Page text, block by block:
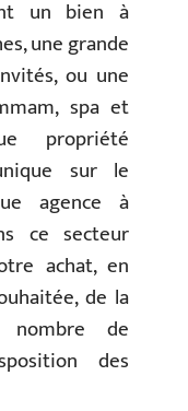
un bien à
une grande
ou une
spa et
propriété
sur le
agence à
ce secteur
achat, en
de la
de
des